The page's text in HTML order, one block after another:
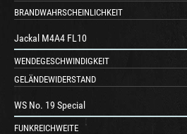
BRANDWAHRSCHEINLICHKEIT
Jackal M4A4 FL10
WENDEGESCHWINDIGKEIT
GELÄNDEWIDERSTAND
WS No. 19 Special
FUNKREICHWEITE